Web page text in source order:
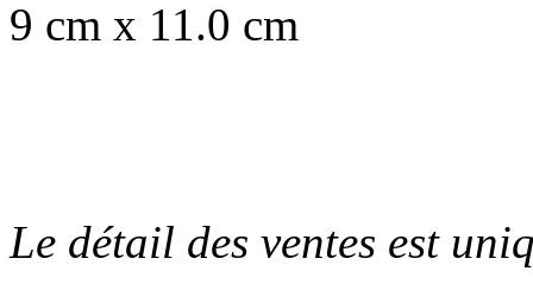
9 cm x 11.0 cm
Le détail des ventes est